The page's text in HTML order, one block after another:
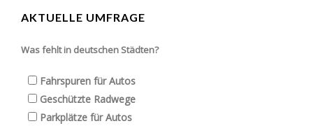
AKTUELLE UMFRAGE
Was fehlt in deutschen Städten?
Fahrspuren für Autos
Geschützte Radwege
Parkplätze für Autos